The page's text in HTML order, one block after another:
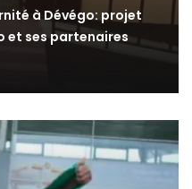
à Dévégo: projet
et ses partenaires